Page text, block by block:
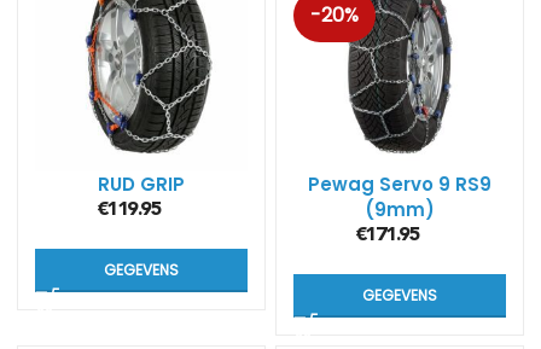
RUD GRIP
€119.95
GEGEVENS
-20%
Pewag Servo 9 RS9
(9mm)
€171.95
GEGEVENS